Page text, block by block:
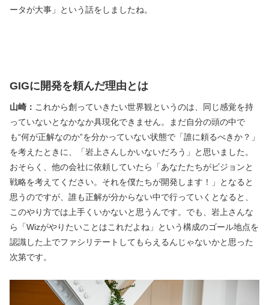
ータが大事」という話をしましたね。
GIGに開発を頼んだ理由とは
山崎： これから創っていきたい世界観というのは、同じ感覚を持
っていないとなかなか具現化できません。まだ自分の頭の中で
も“何が正解なのか”を分かっていない状態で「誰に頼るべきか？」
を考えたときに、「岩上さんしかいないだろう」と思いました。
おそらく、他の会社に依頼していたら「あなたたちがビジョンと
戦略を考えてください。それを僕たちが開発します！」となると
思うのですが、誰も正解が分からない中で行っていくとなると、
このやり方では上手くいかないと思うんです。でも、岩上さんな
ら「Wizがやりたいことはこれだよね」という構成のゴール地点を
認識した上でファシリテートしてもらえるんじゃないかと思った
次第です。